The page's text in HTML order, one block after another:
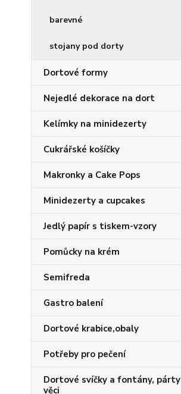
barevné
stojany pod dorty
Dortové formy
Nejedlé dekorace na dort
Kelímky na minidezerty
Cukrářské košíčky
Makronky a Cake Pops
Minidezerty a cupcakes
Jedlý papír s tiskem-vzory
Pomůcky na krém
Semifreda
Gastro balení
Dortové krabice,obaly
Potřeby pro pečení
Dortové svíčky a fontány, párty
věci